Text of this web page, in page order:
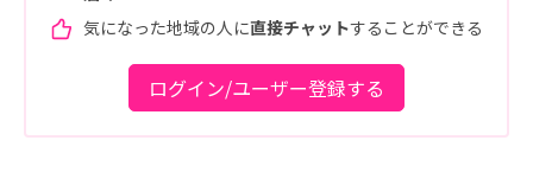
気になった地域の人に直接チャットすることができる
ログイン/ユーザー登録する